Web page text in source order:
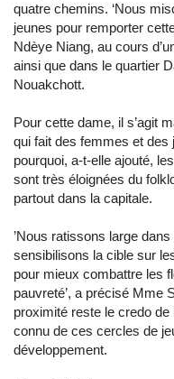
quatre chemins. ‘Nous
jeunes pour remporter
Ndèye Niang, au cours
ainsi que dans le quartier
Nouakchott.
Pour cette dame, il s’agit
qui fait des femmes et des
pourquoi, a-t-elle ajouté,
sont très éloignées du
partout dans la capitale.
’Nous ratissons large
sensibilisons la cible sur
pour mieux combattre les
pauvreté’, a précisé Mme
proximité reste le credo
connu de ces cercles de
développement.